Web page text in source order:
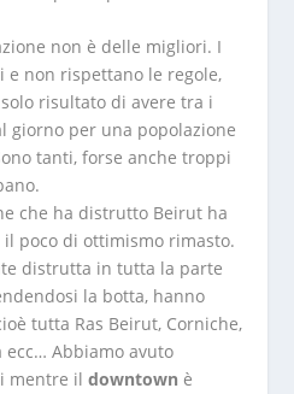
non è delle migliori. I
e non rispettano le regole,
risultato di avere tra i
giorno per una popolazione
tanti, forse anche troppi
che ha distrutto Beirut ha
poco di ottimismo rimasto.
distrutta in tutta la parte
la botta, hanno
tutta Ras Beirut, Corniche,
ecc… Abbiamo avuto
mentre il downtown è